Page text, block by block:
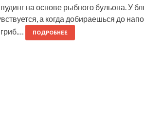
на основе рыбного бульона. У
а когда добираешься до
ПОДРОБНЕЕ